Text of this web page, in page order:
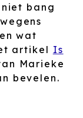
bang
wat
artikel Is
Marieke
bevelen.